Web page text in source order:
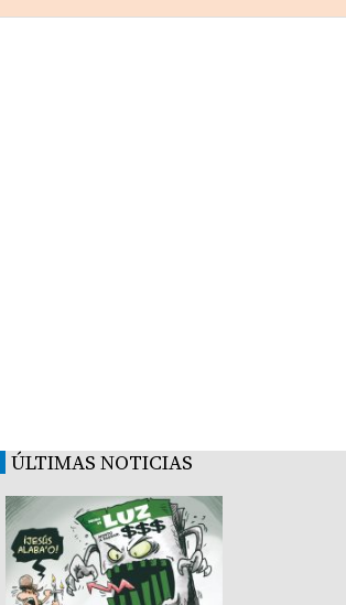
ÚLTIMAS NOTICIAS